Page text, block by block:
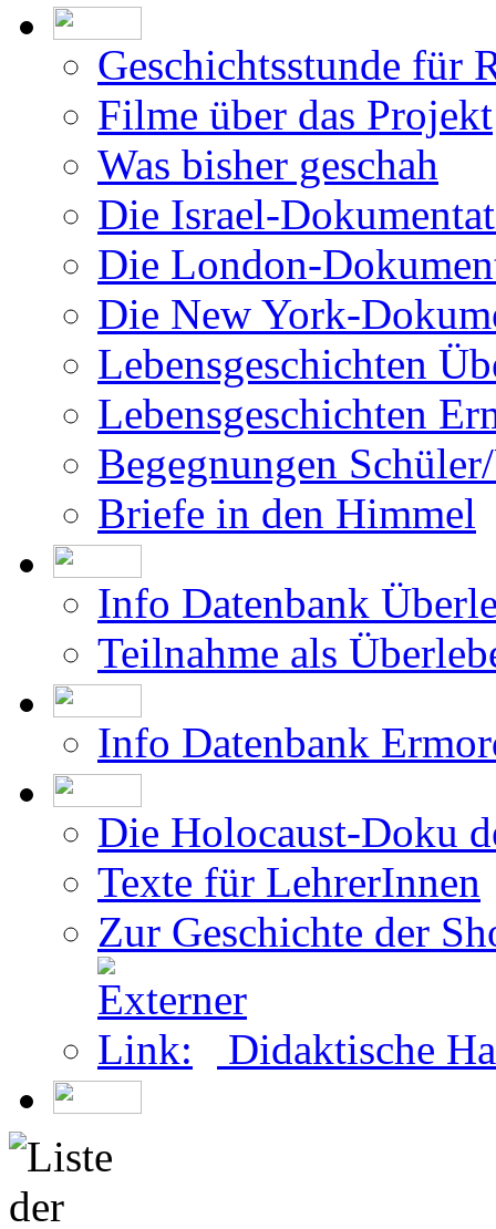
Geschichtsstunde für
Filme über das Projekt
Was bisher geschah
Die Israel-
Die London-
Die New York-
Lebensgeschichten
Lebensgeschichten
Begegnungen
Briefe in den Himmel
Info Datenbank
Teilnahme als
Info Datenbank
Die Holocaust-Doku
Texte für LehrerInnen
Zur Geschichte der
Didaktische